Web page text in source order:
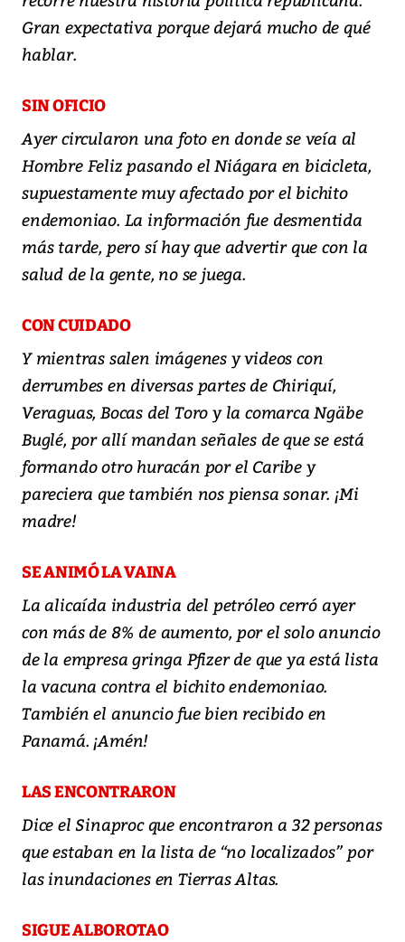
Gran expectativa porque dejará mucho de qué
hablar.
SIN OFICIO
Ayer circularon una foto en donde se veía al
Hombre Feliz pasando el Niágara en bicicleta,
supuestamente muy afectado por el bichito
endemoniao. La información fue desmentida
más tarde, pero sí hay que advertir que con la
salud de la gente, no se juega.
CON CUIDADO
Y mientras salen imágenes y videos con
derrumbes en diversas partes de Chiriquí,
Veraguas, Bocas del Toro y la comarca Ngäbe
Buglé, por allí mandan señales de que se está
formando otro huracán por el Caribe y
pareciera que también nos piensa sonar. ¡Mi
madre!
SE ANIMÓ LA VAINA
La alicaída industria del petróleo cerró ayer
con más de 8% de aumento, por el solo anuncio
de la empresa gringa Pfizer de que ya está lista
la vacuna contra el bichito endemoniao.
También el anuncio fue bien recibido en
Panamá. ¡Amén!
LAS ENCONTRARON
Dice el Sinaproc que encontraron a 32 personas
que estaban en la lista de “no localizados” por
las inundaciones en Tierras Altas.
SIGUE ALBOROTAO